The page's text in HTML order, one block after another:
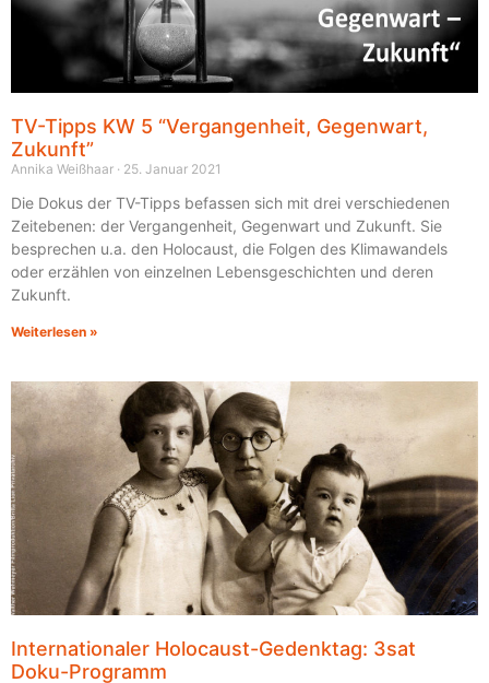
TV-Tipps KW 5 “Vergangenheit, Gegenwart,
Zukunft”
Annika Weißhaar 25. Januar 2021
Die Dokus der TV-Tipps befassen sich mit drei verschiedenen
Zeitebenen: der Vergangenheit, Gegenwart und Zukunft. Sie
besprechen u.a. den Holocaust, die Folgen des Klimawandels
oder erzählen von einzelnen Lebensgeschichten und deren
Zukunft.
Weiterlesen »
Internationaler Holocaust-Gedenktag: 3sat
Doku-Programm